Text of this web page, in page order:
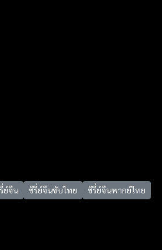
ย์จีน ซีรี่ย์จีนซับไทย ซีรี่ย์จีนพากย์ไทย